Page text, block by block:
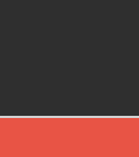
Post navigation